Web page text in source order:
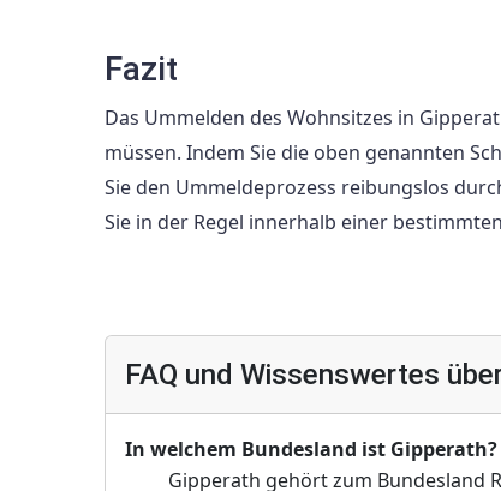
Fazit
Das Ummelden des Wohnsitzes in
müssen. Indem Sie die oben genannten
Sie den Ummeldeprozess reibungslos
Sie in der Regel innerhalb einer
FAQ und Wissenswertes
In welchem Bundesland ist Gipperath?
Gipperath gehört zum Bundesland